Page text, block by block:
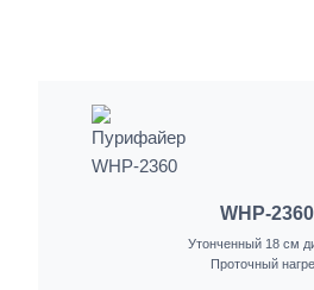
WHP-2360
Утонченный 18 см
Проточный